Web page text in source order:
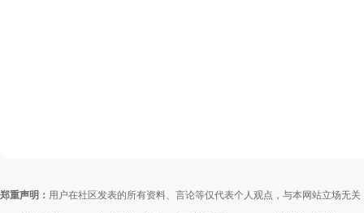
郑重声明： 用户在社区发表的所有资料、言论等仅代表个人观点，与本网站立场无